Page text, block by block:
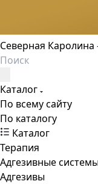
Северная
Каталог
По всему сайту
По каталогу
Каталог
Терапия
Адгезивные
Адгезивы